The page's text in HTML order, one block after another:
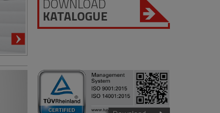
DOWNLOAD
KATALOGUE